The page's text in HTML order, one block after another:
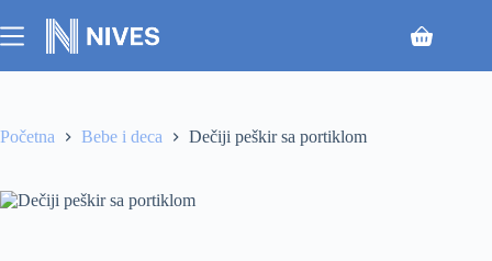
Početna Bebe i deca Dečiji peškir sa portiklom